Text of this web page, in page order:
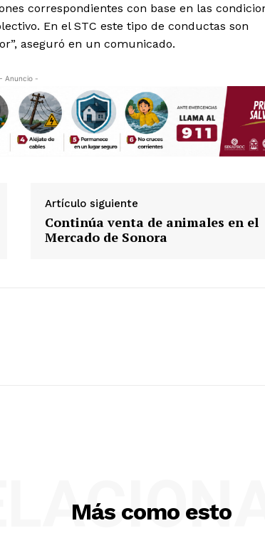
correspondientes con base en las
En el STC este tipo de conductas son
aseguró en un comunicado.
- Anuncio -
Artículo siguiente
Continúa venta de animales en el
Mercado de Sonora
Más como esto